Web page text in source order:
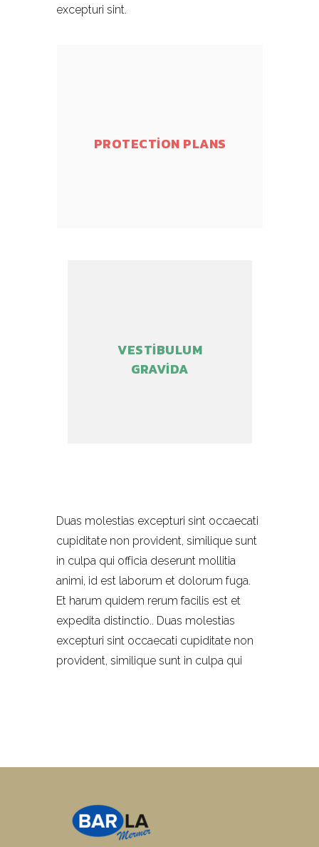
excepturi sint.
PROTECTION PLANS
VESTIBULUM
GRAVIDA
Duas molestias excepturi sint occaecati
cupiditate non provident, similique sunt
in culpa qui officia deserunt mollitia
animi, id est laborum et dolorum fuga.
Et harum quidem rerum facilis est et
expedita distinctio.. Duas molestias
excepturi sint occaecati cupiditate non
provident, similique sunt in culpa qui